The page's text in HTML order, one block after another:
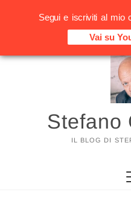
Vai
Stefano
IL BLOG DI
Segui e iscriviti al mio
Vai su